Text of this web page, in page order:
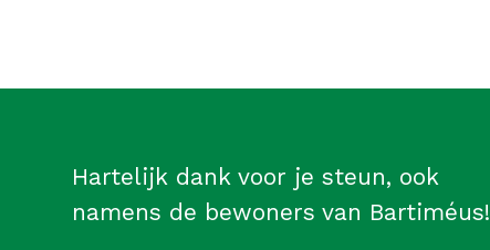
Hartelijk dank voor je steun, ook
namens de bewoners van Bartiméus!